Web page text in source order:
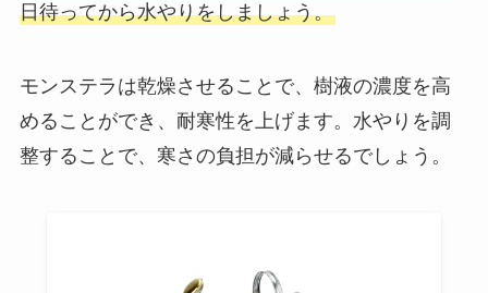
日待ってから水やりをしましょう。
モンステラは乾燥させることで、樹液の濃度を高
めることができ、耐寒性を上げます。水やりを調
整することで、寒さの負担が減らせるでしょう。